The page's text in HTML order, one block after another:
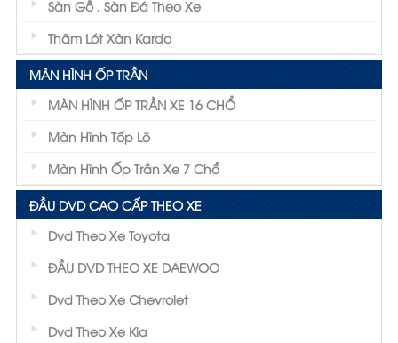
Sàn Gỗ , Sàn Đá Theo Xe
Thãm Lót Xàn Kardo
MÀN HÌNH ỐP TRẦN
MÀN HÌNH ỐP TRẦN XE 16 CHỔ
Màn Hình Tốp Lô
Màn Hình Ốp Trần Xe 7 Chổ
ĐẦU DVD CAO CẤP THEO XE
Dvd Theo Xe Toyota
ĐẦU DVD THEO XE DAEWOO
Dvd Theo Xe Chevrolet
Dvd Theo Xe Kia